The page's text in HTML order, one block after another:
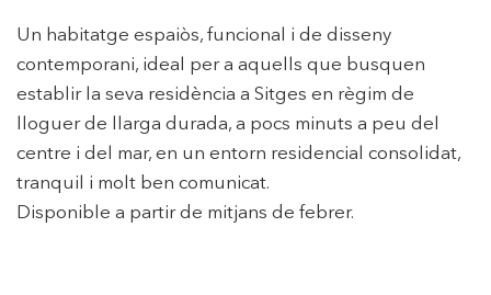
Un habitatge espaiòs, funcional i de disseny
contemporani, ideal per a aquells que busquen
establir la seva residència a Sitges en règim de
lloguer de llarga durada, a pocs minuts a peu del
centre i del mar, en un entorn residencial consolidat,
tranquil i molt ben comunicat.
Disponible a partir de mitjans de febrer.
l'usuari per millorar la qualitat dels nostres serveis i oferir
una millor experiència a través de productes recomanats.
Marketing i publicitat
Aquestes cookies són utilitzades per emmagatzemar
de l'usuari a través de l'observació continuada dels seus
hàbits de navegació. Gràcies a elles, podem conèixer els
hàbits de navegació al lloc web i mostrar publicitat